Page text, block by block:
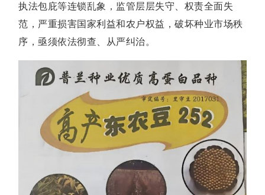
执法包庇等连锁乱象，监管层层失守、权责全面失
范，严重损害国家利益和农户权益，破坏种业市场秩
序，亟须依法彻查、从严纠治。